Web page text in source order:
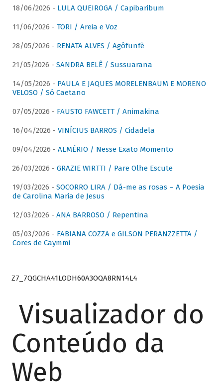
18/06/2026 - LULA QUEIROGA / Capibaribum
11/06/2026 - TORI / Areia e Voz
28/05/2026 - RENATA ALVES / Agôfunfè
21/05/2026 - SANDRA BELÊ / Sussuarana
14/05/2026 - PAULA E JAQUES MORELENBAUM E MORENO
VELOSO / Só Caetano
07/05/2026 - FAUSTO FAWCETT / Animakina
16/04/2026 - VINÍCIUS BARROS / Cidadela
09/04/2026 - ALMÉRIO / Nesse Exato Momento
26/03/2026 - GRAZIE WIRTTI / Pare Olhe Escute
19/03/2026 - SOCORRO LIRA / Dá-me as rosas – A Poesia
de Carolina Maria de Jesus
12/03/2026 - ANA BARROSO / Repentina
05/03/2026 - FABIANA COZZA e GILSON PERANZZETTA /
Cores de Caymmi
Z7_7QGCHA41LODH60A3OQA8RN14L4
Visualizador do
Conteúdo da
Web